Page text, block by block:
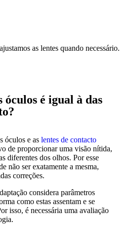
as lentes quando necessário.
óculos é igual à das
óculos e as lentes de contacto
de proporcionar uma visão nítida,
diferentes dos olhos. Por esse
não ser exatamente a mesma,
correções.
considera parâmetros
como estas assentam e se
isso, é necessária uma avaliação